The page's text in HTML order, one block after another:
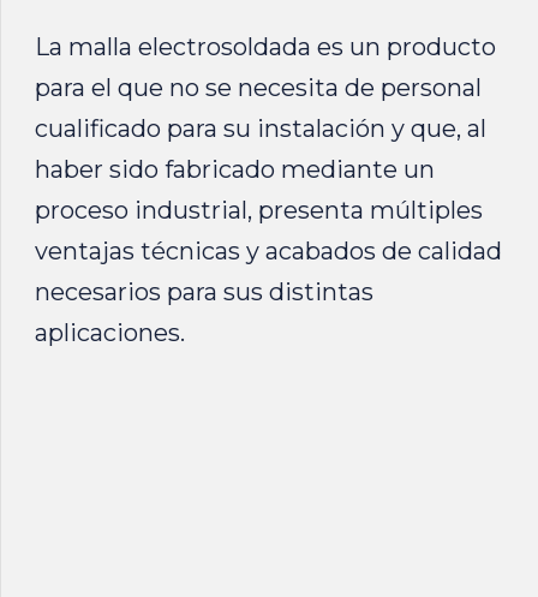
La malla electrosoldada es un producto
para el que no se necesita de personal
cualificado para su instalación y que, al
haber sido fabricado mediante un
proceso industrial, presenta múltiples
ventajas técnicas y acabados de calidad
necesarios para sus distintas
aplicaciones.